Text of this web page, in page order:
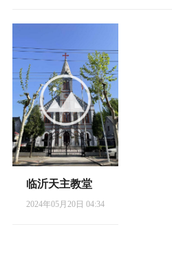
临沂天主教堂
2024年05月20日 04:34